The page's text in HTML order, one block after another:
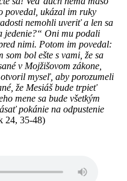
povedal, ukázal im ruky
nemohli uveriť a len sa
jedenie?“ Oni mu podali
nimi. Potom im povedal:
som bol ešte s vami, že sa
v Mojžišovom zákone,
myseľ, aby porozumeli
že Mesiáš bude trpieť
mene sa bude všetkým
pokánie na odpustenie
24, 35-48)